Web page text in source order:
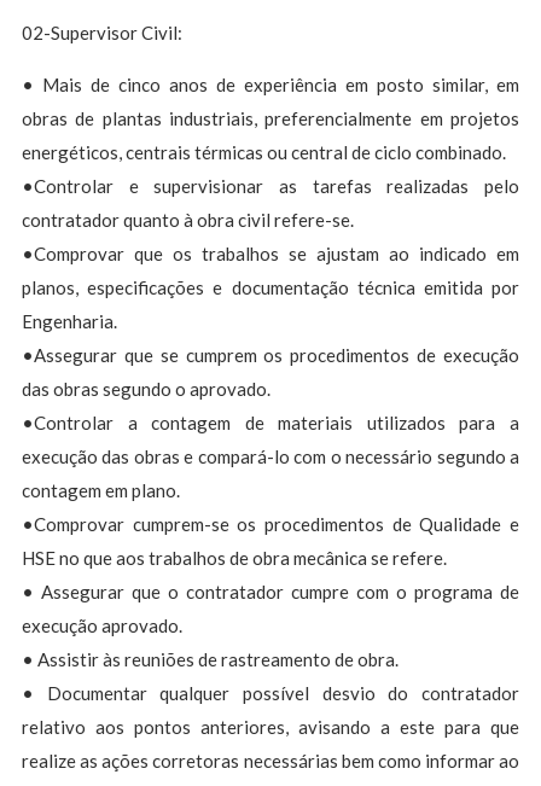
02-Supervisor Civil:
• Mais de cinco anos de experiência em posto similar, em
obras de plantas industriais, preferencialmente em projetos
energéticos, centrais térmicas ou central de ciclo combinado.
•Controlar e supervisionar as tarefas realizadas pelo
contratador quanto à obra civil refere-se.
•Comprovar que os trabalhos se ajustam ao indicado em
planos, especificações e documentação técnica emitida por
Engenharia.
•Assegurar que se cumprem os procedimentos de execução
das obras segundo o aprovado.
•Controlar a contagem de materiais utilizados para a
execução das obras e compará-lo com o necessário segundo a
contagem em plano.
•Comprovar cumprem-se os procedimentos de Qualidade e
HSE no que aos trabalhos de obra mecânica se refere.
• Assegurar que o contratador cumpre com o programa de
execução aprovado.
• Assistir às reuniões de rastreamento de obra.
• Documentar qualquer possível desvio do contratador
relativo aos pontos anteriores, avisando a este para que
realize as ações corretoras necessárias bem como informar ao